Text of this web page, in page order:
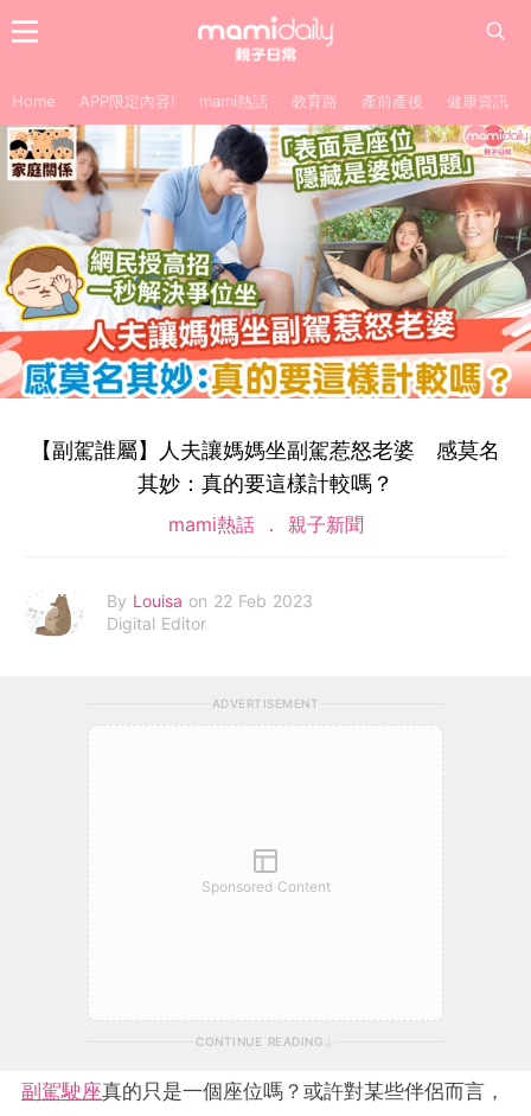
Home APP限定內容! mami熱話 教育路 產前產後 健康資訊
【副駕誰屬】人夫讓媽媽坐副駕惹怒老婆 感莫名
其妙：真的要這樣計較嗎？
mami熱話 親子新聞
By Louisa on 22 Feb 2023
Digital Editor
ADVERTISEMENT
Sponsored Content
CONTINUE READING
副駕駛座真的只是一個座位嗎？或許對某些伴侶而言，